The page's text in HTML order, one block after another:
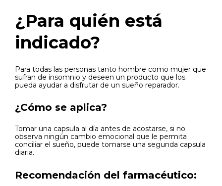
¿Para quién está
indicado?
Para todas las personas tanto hombre como mujer que
sufran de insomnio y deseen un producto que los
pueda ayudar a disfrutar de un sueño reparador.
¿Cómo se aplica?
Tomar una capsula al día antes de acostarse, si no
observa ningún cambio emocional que le permita
conciliar el sueño, puede tomarse una segunda capsula
diaria.
Recomendación del farmacéutico: